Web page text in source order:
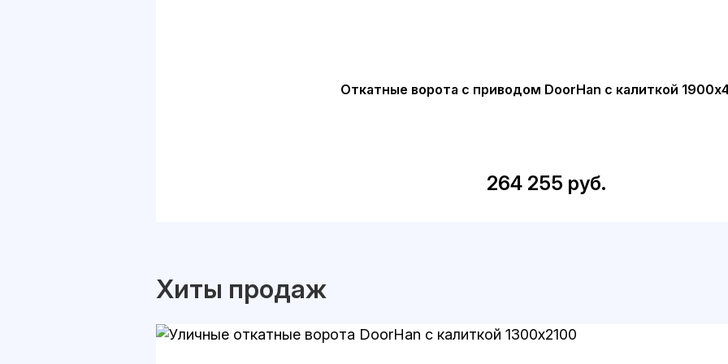
Откатные ворота с приводом DoorHan с калиткой
264 255 руб.
Хиты продаж